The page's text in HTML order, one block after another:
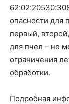
опасности для
первый,
для пчел – не
ограничения
обработки.
Подробная